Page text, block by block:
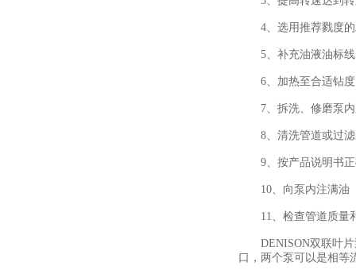
4、选用推荐戮度的
5、补充油液油标线
6、加热至合适钻度
7、拆洗、修磨泵内
8、清洗管道或过滤
9、按产品说明书正
10、向泵内注满油
11、检查管道质量和
DENISON双联叶片
口，两个泵可以是相等